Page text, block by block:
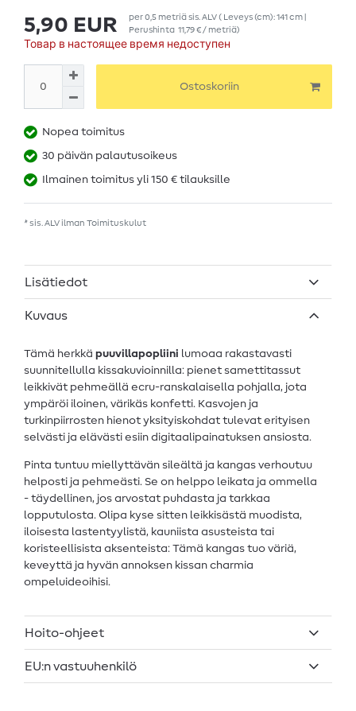
5,90 EUR per0,5 metriäsis. ALV( Leveys (cm): 141 cm |
Perushinta 11,79 € / metriä)
Товар в настоящее время недоступен
Ostoskoriin
Nopea toimitus
30 päivän palautusoikeus
Ilmainen toimitus yli 150 € tilauksille
* sis. ALV ilman Toimituskulut
Lisätiedot
Kuvaus
Tämä herkkä puuvillapopliini lumoaa rakastavasti
suunnitellulla kissakuvioinnilla: pienet samettitassut
leikkivät pehmeällä ecru-ranskalaisella pohjalla, jota
ympäröi iloinen, värikäs konfetti. Kasvojen ja
turkinpiirrosten hienot yksityiskohdat tulevat erityisen
selvästi ja elävästi esiin digitaalipainatuksen ansiosta.
Pinta tuntuu miellyttävän sileältä ja kangas verhoutuu
helposti ja pehmeästi. Se on helppo leikata ja ommella
- täydellinen, jos arvostat puhdasta ja tarkkaa
lopputulosta. Olipa kyse sitten leikkisästä muodista,
iloisesta lastentyylistä, kauniista asusteista tai
koristeellisista aksenteista: Tämä kangas tuo väriä,
keveyttä ja hyvän annoksen kissan charmia
ompeluideoihisi.
Hoito-ohjeet
EU:n vastuuhenkilö